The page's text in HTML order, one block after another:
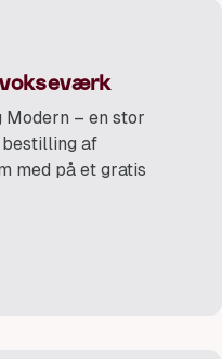
– en stor
af
med på et gratis